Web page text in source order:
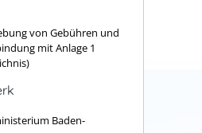
von Gebühren und
mit Anlage 1
Baden-